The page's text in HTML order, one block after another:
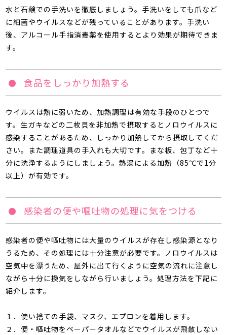
水と石鹸での手洗いを徹底しましょう。手洗いをしても爪など
に細菌やウイルスなどが残っていることがあります。手洗い
後、アルコール手指消毒薬を使用するとより効果が期待できま
す。
食品をしっかり加熱する
ウイルスは熱に弱いため、加熱調理は有効な手段のひとつで
す。生ガキなどの二枚貝を非加熱で摂取するとノロウイルスに
感染することがあるため、しっかり加熱してから摂取してくだ
さい。また調理道具の手入れも大切です。まな板、包丁など十
分に洗浄するようにしましょう。熱湯による加熱（85℃で1分
以上）が有効です。
感染者の便や嘔吐物の処理に気をつける
感染者の便や嘔吐物には大量のウイルスが存在し感染源となり
うるため、その処理には十分注意が必要です。ノロウイルスは
空気中を漂うため、屋外に出て行くように空気の流れに注意し
ながら十分に換気をしながら行いましょう。処理方法を下記に
紹介します。
１．使い捨ての手袋、マスク、エプロンを着用します。
２．便・嘔吐物をペーパータオルなどでウイルスが飛散しない